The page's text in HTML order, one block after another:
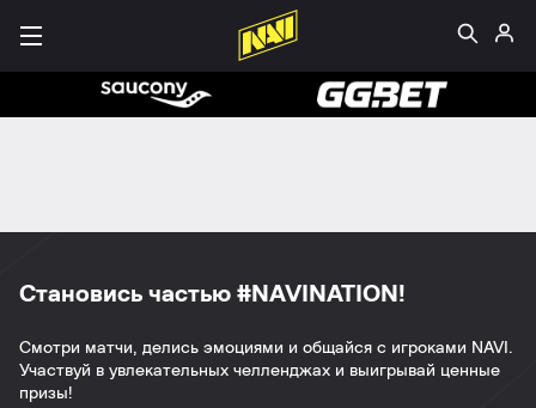
Становись частью #NAVINATION!
Смотри матчи, делись эмоциями и общайся с игроками NAVI.
Участвуй в увлекательных челленджах и выигрывай ценные
призы!